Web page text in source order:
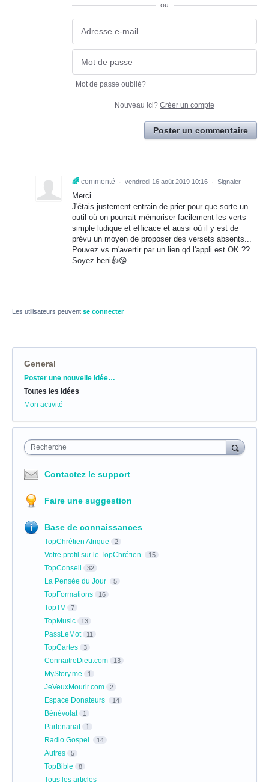
ou
Mot de passe oublié?
Nouveau ici? Créer un compte
Poster un commentaire
🌈 commenté · vendredi 16 août 2019 10:16 · Signaler
Merci
J'étais justement entrain de prier pour que sorte un
outil où on pourrait mémoriser facilement les verts
simple ludique et efficace et aussi où il y est de
prévu un moyen de proposer des versets absents...
Pouvez vs m'avertir par un lien qd l'appli est OK ??
Soyez beni👍😘
Les utilisateurs peuvent se connecter
General
Catégories
Poster une nouvelle idée…
Toutes les idées
Mon activité
Recherche
Contactez le support
Faire une suggestion
Base de connaissances
TopChrétien Afrique 2
Votre profil sur le TopChrétien 15
TopConseil 32
La Pensée du Jour 5
TopFormations 16
TopTV 7
TopMusic 13
PassLeMot 11
TopCartes 3
ConnaitreDieu.com 13
MyStory.me 1
JeVeuxMourir.com 2
Espace Donateurs 14
Bénévolat 1
Partenariat 1
Radio Gospel 14
Autres 5
TopBible 8
Tous les articles